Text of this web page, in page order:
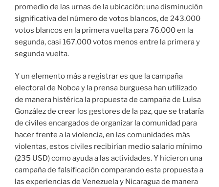
promedio de las urnas de la ubicación; una disminución
significativa del número de votos blancos, de 243.000
votos blancos en la primera vuelta para 76.000 en la
segunda, casi 167.000 votos menos entre la primera y
segunda vuelta.
Y un elemento más a registrar es que la campaña
electoral de Noboa y la prensa burguesa han utilizado
de manera histérica la propuesta de campaña de Luisa
González de crear los gestores de la paz, que se trataría
de civiles encargados de organizar la comunidad para
hacer frente a la violencia, en las comunidades más
violentas, estos civiles recibirían medio salario mínimo
(235 USD) como ayuda a las actividades. Y hicieron una
campaña de falsificación comparando esta propuesta a
las experiencias de Venezuela y Nicaragua de manera